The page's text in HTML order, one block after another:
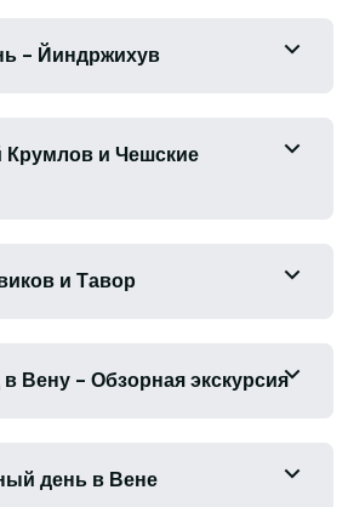
- Йиндржихув
Крумлов и Чешские
и Тавор
Вену - Обзорная экскурсия
день в Вене